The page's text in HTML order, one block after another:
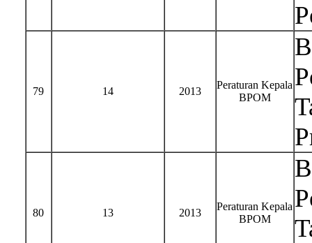
79 14 2013
Peraturan Kepala
BPOM
80 13 2013
Peraturan Kepala
BPOM